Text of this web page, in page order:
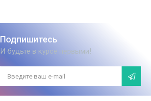
Подпишитесь
И будьте в курсе первыми!